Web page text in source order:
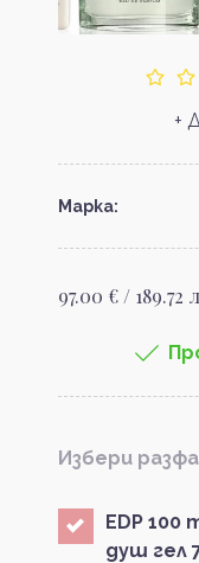
+
Марка:
97.00 € / 189.72
Избери
EDP 100
душ гел